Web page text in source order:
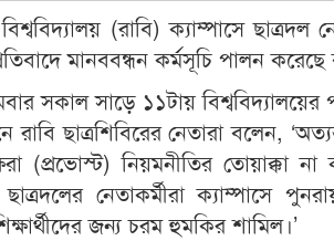
(রাবি) ক্যাম্পাসে
মানববন্ধন কর্মসূচি পালন করেছে
সকাল সাড়ে ১১টায় বিশ্ববিদ্যালয়ের
রাবি ছাত্রশিবিরের নেতারা বলেন,
(প্রভোস্ট) নিয়মনীতির তোয়াক্কা
নেতাকর্মীরা ক্যাম্পাসে
জন্য চরম হুমকির শামিল।’